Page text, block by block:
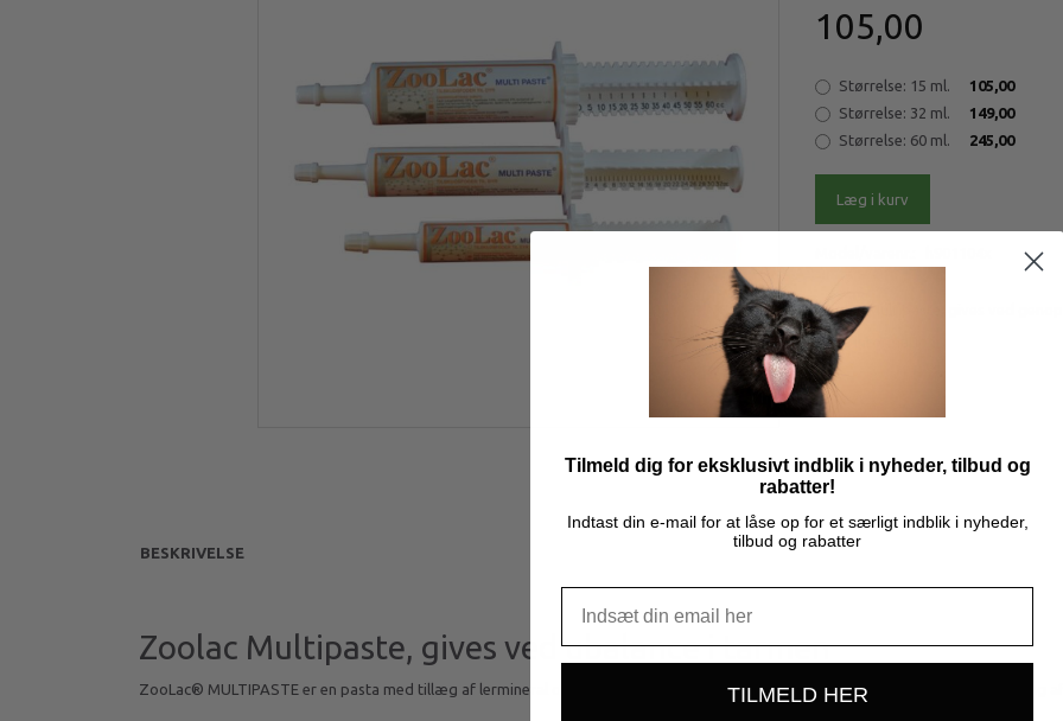
105,00
Størrelse: 15 ml.
105,00
Størrelse: 32 ml.
149,00
Størrelse: 60 ml. 245,00
Læg i kurv
Zoolac Multipaste, gives ved
Mere information
BESKRIVELSE
Zoolac Multipaste, gives ved ubalance i tarmen
ZooLac® MULTIPASTE er en pasta med tillæg af lermineral og gærcelle-fragmenter til stabilisering af fordøjelsen og afbalancering
Tilmeld dig for eksklusivt indblik i nyheder, tilbud og
rabatter!
Indtast din e-mail for at låse op for et særligt indblik i nyheder,
tilbud og rabatter
TILMELD HER